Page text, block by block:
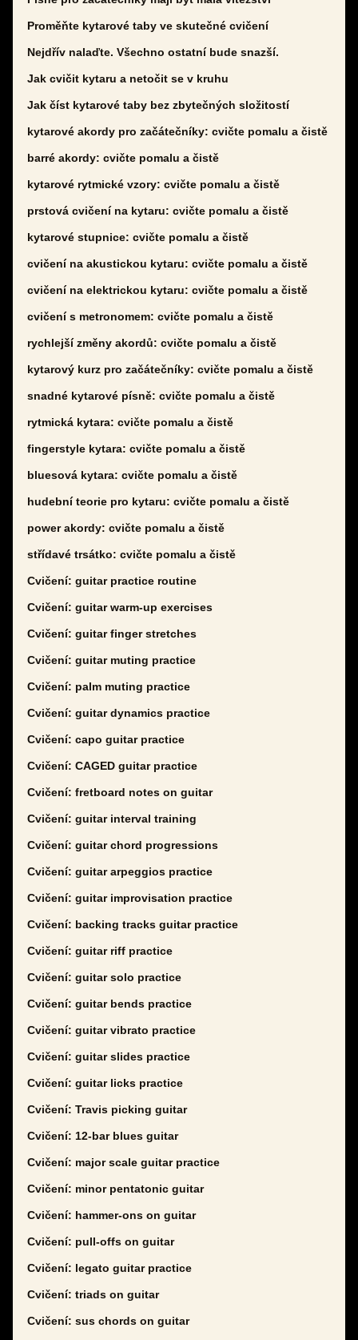
Proměňte kytarové taby ve skutečné cvičení
Nejdřív nalaďte. Všechno ostatní bude snazší.
Jak cvičit kytaru a netočit se v kruhu
Jak číst kytarové taby bez zbytečných složitostí
kytarové akordy pro začátečníky: cvičte pomalu a čistě
barré akordy: cvičte pomalu a čistě
kytarové rytmické vzory: cvičte pomalu a čistě
prstová cvičení na kytaru: cvičte pomalu a čistě
kytarové stupnice: cvičte pomalu a čistě
cvičení na akustickou kytaru: cvičte pomalu a čistě
cvičení na elektrickou kytaru: cvičte pomalu a čistě
cvičení s metronomem: cvičte pomalu a čistě
rychlejší změny akordů: cvičte pomalu a čistě
kytarový kurz pro začátečníky: cvičte pomalu a čistě
snadné kytarové písně: cvičte pomalu a čistě
rytmická kytara: cvičte pomalu a čistě
fingerstyle kytara: cvičte pomalu a čistě
bluesová kytara: cvičte pomalu a čistě
hudební teorie pro kytaru: cvičte pomalu a čistě
power akordy: cvičte pomalu a čistě
střídavé trsátko: cvičte pomalu a čistě
Cvičení: guitar practice routine
Cvičení: guitar warm-up exercises
Cvičení: guitar finger stretches
Cvičení: guitar muting practice
Cvičení: palm muting practice
Cvičení: guitar dynamics practice
Cvičení: capo guitar practice
Cvičení: CAGED guitar practice
Cvičení: fretboard notes on guitar
Cvičení: guitar interval training
Cvičení: guitar chord progressions
Cvičení: guitar arpeggios practice
Cvičení: guitar improvisation practice
Cvičení: backing tracks guitar practice
Cvičení: guitar riff practice
Cvičení: guitar solo practice
Cvičení: guitar bends practice
Cvičení: guitar vibrato practice
Cvičení: guitar slides practice
Cvičení: guitar licks practice
Cvičení: Travis picking guitar
Cvičení: 12-bar blues guitar
Cvičení: major scale guitar practice
Cvičení: minor pentatonic guitar
Cvičení: hammer-ons on guitar
Cvičení: pull-offs on guitar
Cvičení: legato guitar practice
Cvičení: triads on guitar
Cvičení: sus chords on guitar